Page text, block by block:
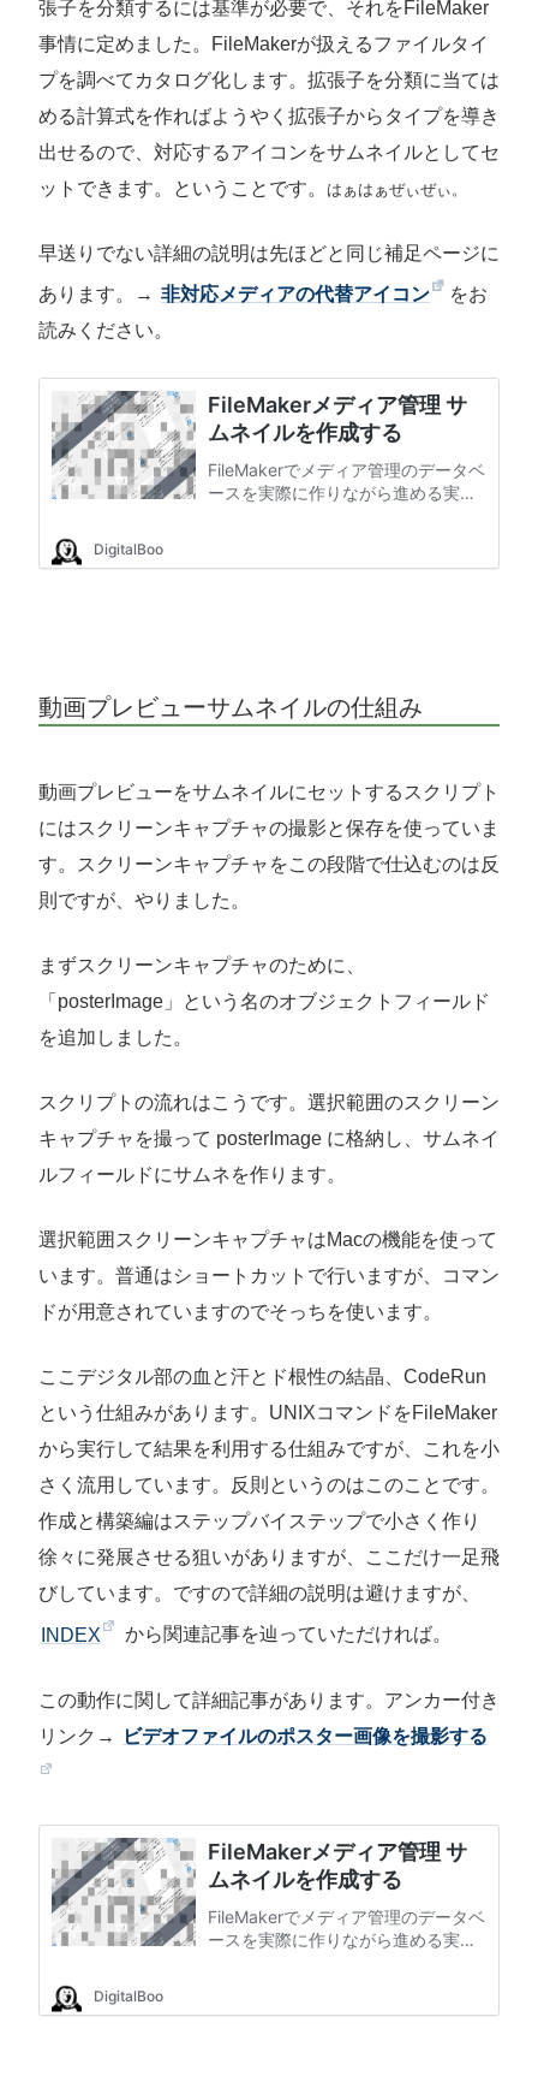
張子を分類するには基準が必要で、それをFileMaker
事情に定めました。FileMakerが扱えるファイルタイ
プを調べてカタログ化します。拡張子を分類に当ては
める計算式を作ればようやく拡張子からタイプを導き
出せるので、対応するアイコンをサムネイルとしてセ
ットできます。ということです。
はぁはぁぜぃぜぃ。
早送りでない詳細の説明は先ほどと同じ補足ページに
あります。→ 非対応メディアの代替アイコン
をお
読みください。
動画プレビューサムネイルの仕組み
動画プレビューをサムネイルにセットするスクリプト
にはスクリーンキャプチャの撮影と保存を使っていま
す。スクリーンキャプチャをこの段階で仕込むのは反
則ですが、やりました。
まずスクリーンキャプチャのために、
「posterImage」という名のオブジェクトフィールド
を追加しました。
スクリプトの流れはこうです。選択範囲のスクリーン
キャプチャを撮って posterImage に格納し、サムネイ
ルフィールドにサムネを作ります。
選択範囲スクリーンキャプチャはMacの機能を使って
います。普通はショートカットで行いますが、コマン
ドが用意されていますのでそっちを使います。
ここデジタル部の血と汗とド根性の結晶、CodeRun
という仕組みがあります。UNIXコマンドをFileMaker
から実行して結果を利用する仕組みですが、これを小
さく流用しています。反則というのはこのことです。
作成と構築編はステップバイステップで小さく作り
徐々に発展させる狙いがありますが、ここだけ一足飛
びしています。ですので詳細の説明は避けますが、
INDEX から関連記事を辿っていただければ。
この動作に関して詳細記事があります。アンカー付き
リンク→
ビデオファイルのポスター画像を撮影する